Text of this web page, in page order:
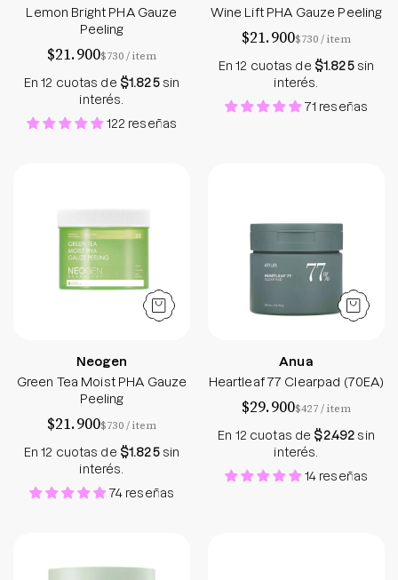
Lemon Bright PHA Gauze
Peeling
$21.900$730/por
item
En 12 cuotas de $1.825sin
interés.
122 reseñas
Wine Lift PHA Gauze Peeling
$21.900$730/por
item
En 12 cuotas de $1.825sin
interés.
71 reseñas
Neogen
Green Tea Moist PHA Gauze
Peeling
$21.900$730/por
item
En 12 cuotas de $1.825sin
interés.
74 reseñas
Anua
Heartleaf 77 Clearpad (70EA)
$29.900$427/por
item
En 12 cuotas de $2.492sin
interés.
14 reseñas